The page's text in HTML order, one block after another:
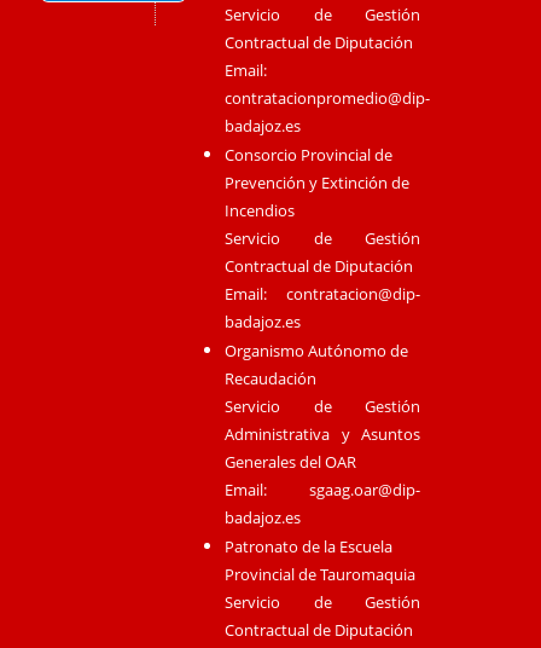
Servicio de Gestión
Contractual de Diputación
Email:
contratacionpromedio@dip-
badajoz.es
Consorcio Provincial de
Prevención y Extinción de
Incendios
Servicio de Gestión
Contractual de Diputación
Email:contratacion@dip-
badajoz.es
Organismo Autónomo de
Recaudación
Servicio de Gestión
Administrativa y Asuntos
Generales del OAR
Email:sgaag.oar@dip-
badajoz.es
Patronato de la Escuela
Provincial de Tauromaquia
Servicio de Gestión
Contractual de Diputación